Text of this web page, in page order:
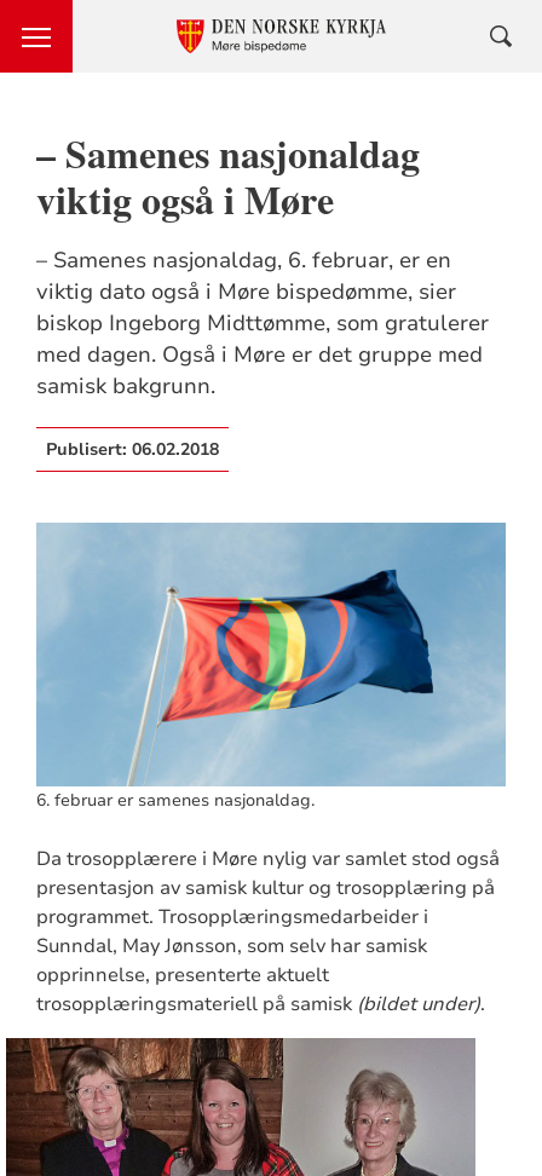
– Samenes nasjonaldag
viktig også i Møre
– Samenes nasjonaldag, 6. februar, er en
viktig dato også i Møre bispedømme, sier
biskop Ingeborg Midttømme, som gratulerer
med dagen. Også i Møre er det gruppe med
samisk bakgrunn.
Publisert: 06.02.2018
6. februar er samenes nasjonaldag.
Da trosopplærere i Møre nylig var samlet stod også
presentasjon av samisk kultur og trosopplæring på
programmet. Trosopplæringsmedarbeider i
Sunndal, May Jønsson, som selv har samisk
opprinnelse, presenterte aktuelt
trosopplæringsmateriell på samisk (bildet under).